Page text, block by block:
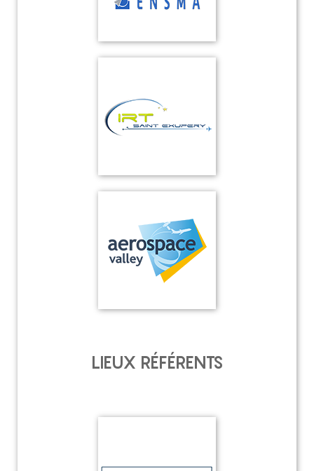
LIEUX RÉFÉRENTS